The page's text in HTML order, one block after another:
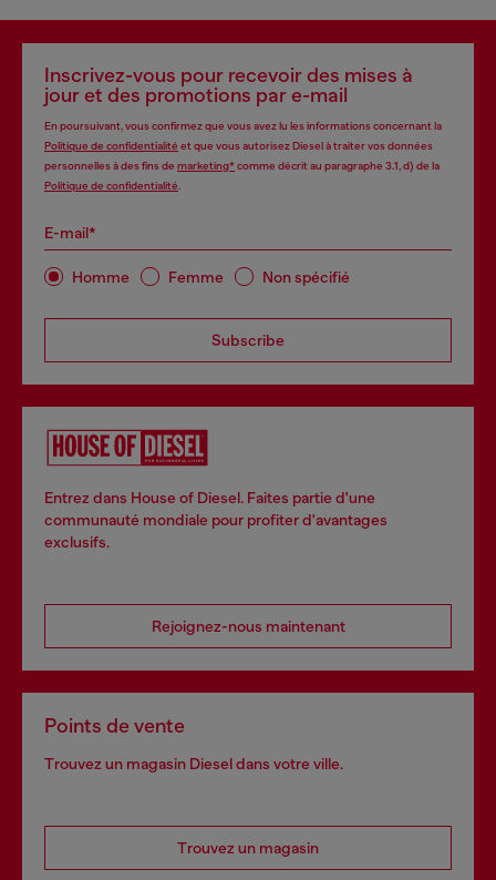
Inscrivez-vous pour recevoir des mises à
jour et des promotions par e-mail
En poursuivant, vous confirmez que vous avez lu les informations concernant la
Politique de confidentialité et que vous autorisez Diesel à traiter vos données
personnelles à des fins de marketing*comme décrit au paragraphe 3.1, d) de la
Politique de confidentialité
E-mail*
Homme Femme Non spécifié
Subscribe
Entrez dans House of Diesel. Faites partie d'une
communauté mondiale pour profiter d'avantages
exclusifs.
Rejoignez-nous maintenant
Points de vente
Trouvez un magasin Diesel dans votre ville.
Trouvez un magasin